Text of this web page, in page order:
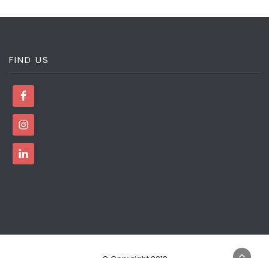
FIND US